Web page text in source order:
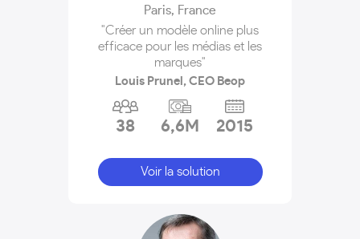
Paris, France
"Créer un modèle online plus
efficace pour les médias et les
marques"
Louis Prunel, CEO Beop
38 6,6M 2015
Voir la solution